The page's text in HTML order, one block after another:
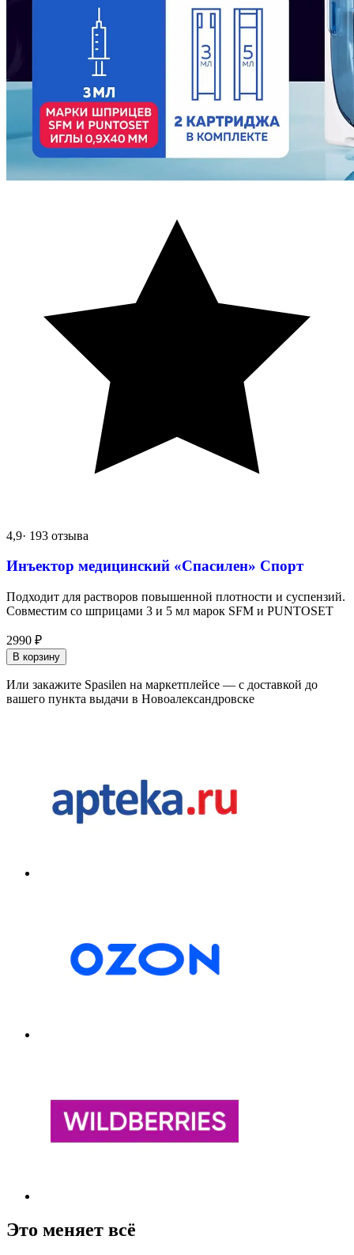
4,9· 193 отзыва
Инъектор медицинский «Спасилен» Спорт
Подходит для растворов повышенной плотности и суспензий.
Совместим со шприцами 3 и 5 мл марок SFM и PUNTOSET
2990 ₽
В корзину
Или закажите Spasilen на маркетплейсе — с доставкой до
вашего пункта выдачи в Новоалександровске
Это меняет всё